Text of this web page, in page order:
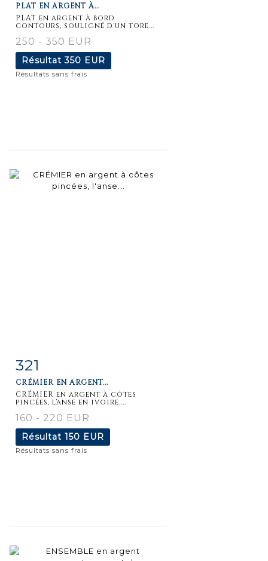
détaillée
PLAT EN ARGENT À...
PLAT en argent à bord
contours, souligné d'un tore...
250 - 350 EUR
Résultat350 EUR
Résultats sans frais
détaillée
321
CRÉMIER EN ARGENT...
CRÉMIER en argent à côtes
pincées, l'anse en ivoire....
160 - 220 EUR
Résultat 150 EUR
Résultats sans frais